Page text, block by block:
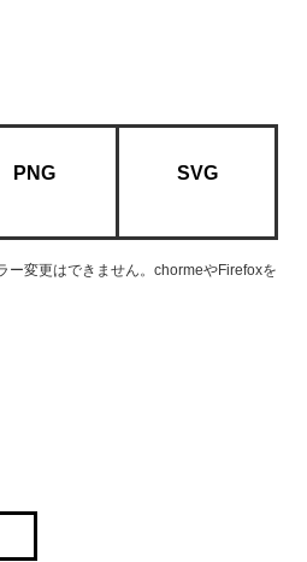
PNG SVG
ー変更はできません。chormeやFirefoxを